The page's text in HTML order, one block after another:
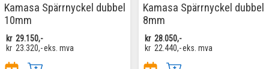
Kamasa Spärrnyckel dubbel
10mm
kr 29.150,-
kr 23.320,-eks. mva
Kamasa Spärrnyckel dubbel
8mm
kr 28.050,-
kr 22.440,-eks. mva